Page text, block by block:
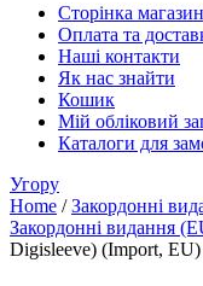
Сторінка
Оплата та
Наші контакти
Як нас знайти
Кошик
Мій обліковий
Каталоги для
Угору
Home /Закордонні
Закордонні видання
Digisleeve) (Import, EU)